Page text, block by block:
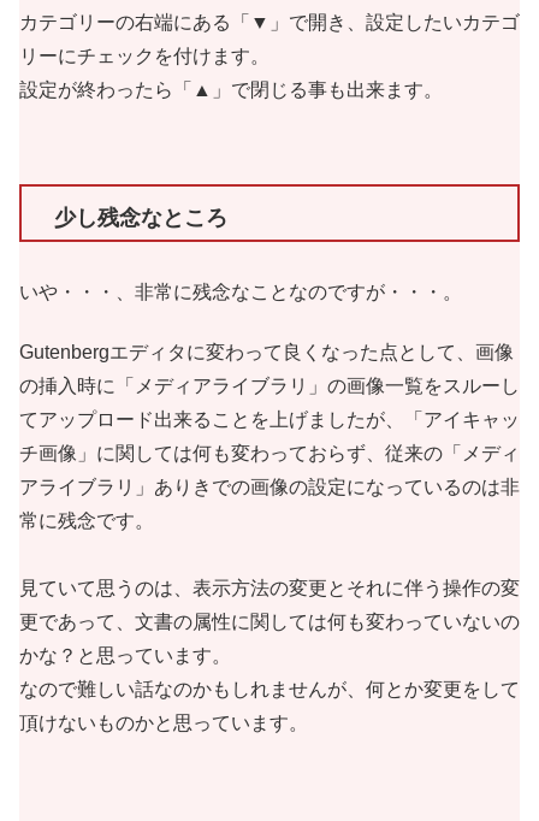
カテゴリーの右端にある「▼」で開き、設定したいカテゴ
リーにチェックを付けます。
設定が終わったら「▲」で閉じる事も出来ます。
少し残念なところ
いや・・・、非常に残念なことなのですが・・・。
Gutenbergエディタに変わって良くなった点として、画像
の挿入時に「メディアライブラリ」の画像一覧をスルーし
てアップロード出来ることを上げましたが、「アイキャッ
チ画像」に関しては何も変わっておらず、従来の「メディ
アライブラリ」ありきでの画像の設定になっているのは非
常に残念です。
見ていて思うのは、表示方法の変更とそれに伴う操作の変
更であって、文書の属性に関しては何も変わっていないの
かな？と思っています。
なので難しい話なのかもしれませんが、何とか変更をして
頂けないものかと思っています。